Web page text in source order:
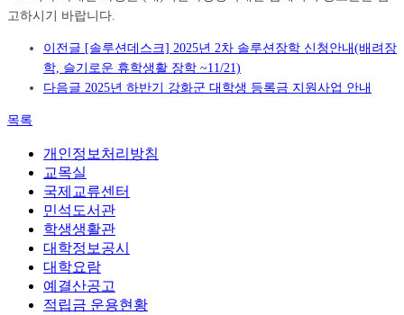
고하시기 바랍니다.
이전글 [솔루션데스크] 2025년 2차 솔루션장학 신청안내(배려장
학, 슬기로운 휴학생활 장학 ~11/21)
다음글 2025년 하반기 강화군 대학생 등록금 지원사업 안내
목록
개인정보처리방침
교목실
국제교류센터
민석도서관
학생생활관
대학정보공시
대학요람
예결산공고
적립금 운용현황